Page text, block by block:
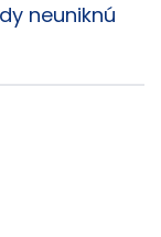
neuniknú